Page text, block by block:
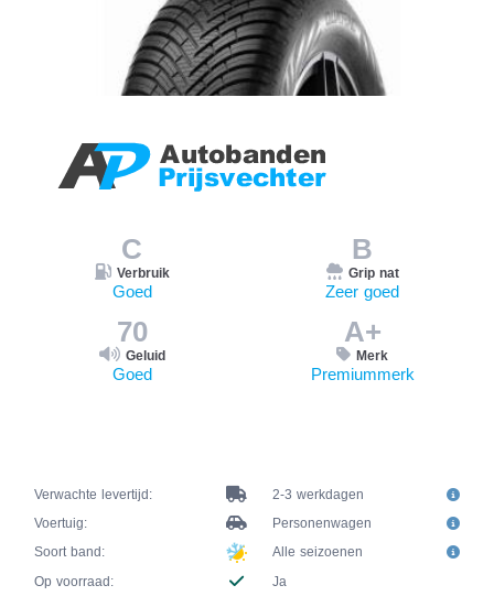
C
Verbruik
Goed
B
Grip nat
Zeer goed
70
Geluid
Goed
A+
Merk
Premiummerk
Verwachte levertijd:
2-3 werkdagen
Voertuig:
Personenwagen
Soort band:
Alle seizoenen
Op voorraad:
Ja